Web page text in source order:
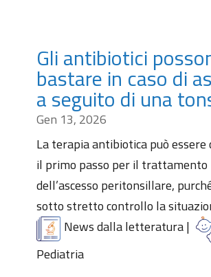
Gli antibiotici
bastare in caso di
a seguito di una
Gen 13, 2026
La terapia antibiotica può essere
il primo passo per il trattamento
dell’ascesso peritonsillare,
sotto stretto controllo la
News dalla letteratura|
Pediatria